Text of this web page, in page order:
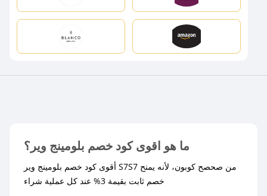
ما هو اقوى كود خصم بلومينج وير؟
أقوى كود خصم بلومينج وير S7S7 من صحصح كوبون، لأنه يمنح
خصم ثابت بقيمة 3% عند كل عملية شراء